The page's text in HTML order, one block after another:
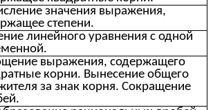
значения выражения,
степени.
линейного уравнения с одной
выражения, содержащего
корни. Вынесение общего
за знак корня. Сокращение